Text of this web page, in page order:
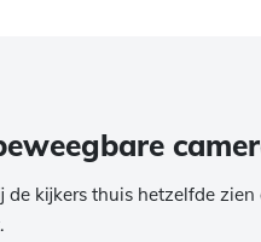
kijkers thuis hetzelfde zien